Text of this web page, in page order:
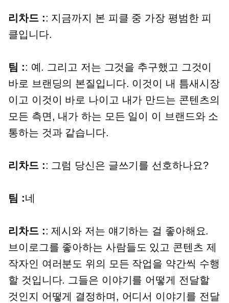
리차드 :: 지금까지 본 피클 중 가장 평범한 피
클입니다.
팀 :: 예. 그리고 저는 그것을 추구했고 그것이
바로 브랜딩의 본질입니다. 이것이 내 틈새시장
이고 이것이 바로 나이고 내가 만드는 콘텐츠의
모든 측면, 내가 하는 모든 일이 이 브랜드와 소
통하는 것과 같습니다.
리차드 :: 그럼 당신은 글쓰기를 선호하나요?
팀 :네
리차드 :: 제시와 저는 얘기하는 걸 좋아해요.
브이로그를 좋아하는 사람들도 있고 콘텐츠 제
작자인 여러분도 위의 모든 작업을 약간씩 수행
할 것입니다. 그들은 이야기를 어떻게 전달할
것인지 어떻게 결정하며, 어디서 이야기를 전달